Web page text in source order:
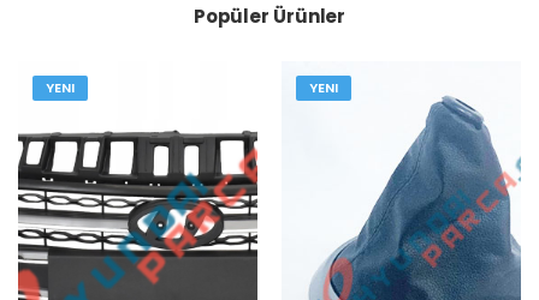
Popüler Ürünler
YENI YENI